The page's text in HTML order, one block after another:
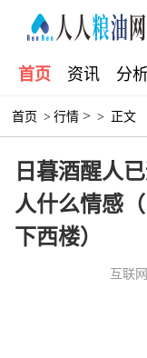
首页 资讯 分
首页 > 行情 > > 正文
日暮酒醒人
人什么情感
下西楼）
互联网